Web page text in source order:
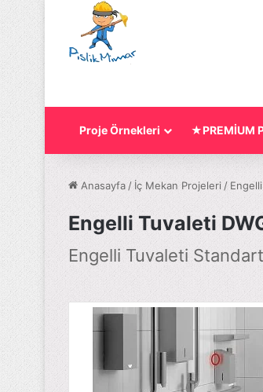
Proje Örnekleri ★PREMİUM
Anasayfa /İç Mekan Projeleri /
Engelli Tuvaleti
Engelli Tuvaleti